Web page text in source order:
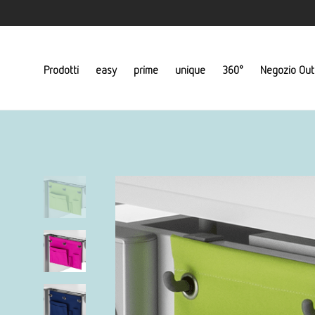
Prodotti easy prime unique 360° Negozio